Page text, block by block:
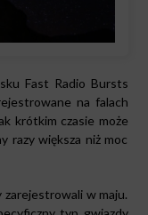
Fast Radio Bursts
na falach
krótkim czasie może
razy większa niż moc
w maju.